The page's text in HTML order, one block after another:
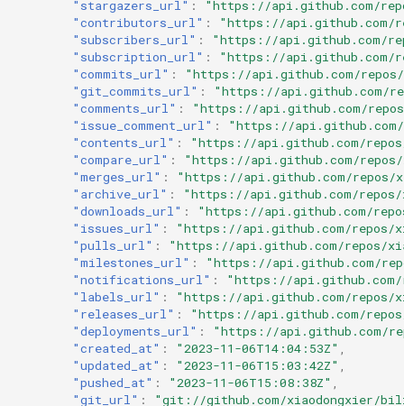
"stargazers_url" :
"https://api.github.com/
"contributors_url" :
"https://api.github.com/
"subscribers_url" :
"https://api.github.com/
"subscription_url" :
"https://api.github.com/
"commits_url" :
"https://api.github.com/
"git_commits_url" :
"https://api.github.com/
"comments_url" :
"https://api.github.com/
"issue_comment_url" :
"https://api.github.com/
"contents_url" :
"https://api.github.com/
"compare_url" :
"https://api.github.com/
"merges_url" :
"https://api.github.com/repos/
"archive_url" :
"https://api.github.com/
"downloads_url" :
"https://api.github.com/
"issues_url" :
"https://api.github.com/repos/
"pulls_url" :
"https://api.github.com/repos/
"milestones_url" :
"https://api.github.com/
"notifications_url" :
"https://
"labels_url" :
"https://api.github.com/repos/
"releases_url" :
"https://api.github.com/
"deployments_url" :
"https://api.github.com/
"created_at" : "2023-11-06T14:04:53Z"
"updated_at" : "2023-11-06T15:03:42Z"
"pushed_at" : "2023-11-06T15:08:38Z"
"git_url" : "git://github.com/xiaodongxier/